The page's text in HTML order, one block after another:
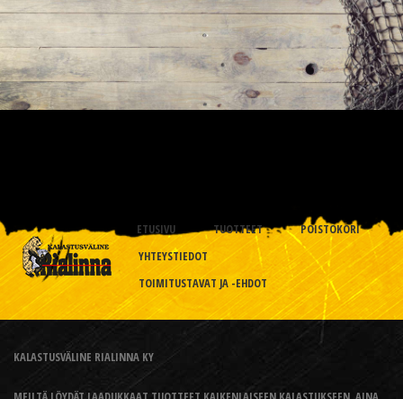
ETUSIVU TUOTTEET
POISTOKORI
YHTEYSTIEDOT
TOIMITUSTAVAT JA -EHDOT
KALASTUSVÄLINE RIALINNA KY